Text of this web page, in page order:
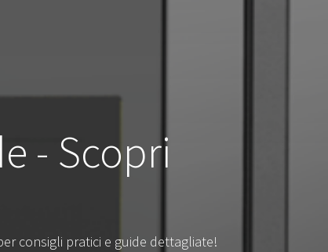
- Scopri
consigli pratici e guide dettagliate!